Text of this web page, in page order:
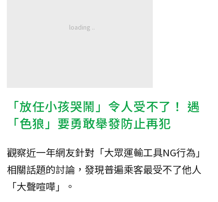
「放任小孩哭鬧」令人受不了！ 遇
「色狼」要勇敢舉發防止再犯
觀察近一年網友針對「大眾運輸工具NG行為」
相關話題的討論，發現普遍乘客最受不了他人
「大聲喧嘩」。